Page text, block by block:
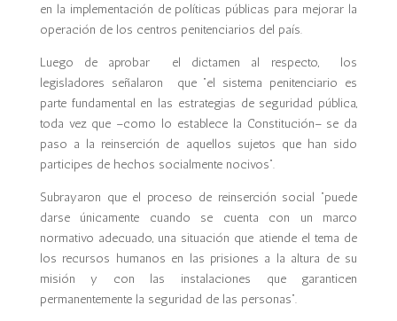
en la implementación de políticas públicas para mejorar la
operación de los centros penitenciarios del país.
Luego de aprobar el dictamen al respecto, los
legisladores señalaron que “el sistema penitenciario es
parte fundamental en las estrategias de seguridad pública,
toda vez que –como lo establece la Constitución– se da
paso a la reinserción de aquellos sujetos que han sido
participes de hechos socialmente nocivos”.
Subrayaron que el proceso de reinserción social “puede
darse únicamente cuando se cuenta con un marco
normativo adecuado, una situación que atiende el tema de
los recursos humanos en las prisiones a la altura de su
misión y con las instalaciones que garanticen
permanentemente la seguridad de las personas”.